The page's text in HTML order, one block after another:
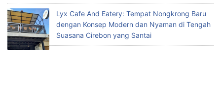
Lyx Cafe And Eatery: Tempat Nongkrong Baru
dengan Konsep Modern dan Nyaman di Tengah
Suasana Cirebon yang Santai